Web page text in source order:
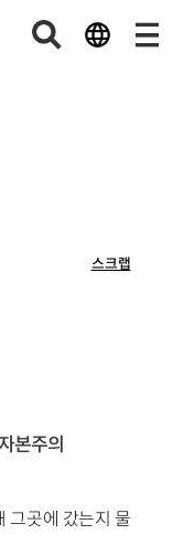
스크랩
본주의
그곳에 갔는지 물